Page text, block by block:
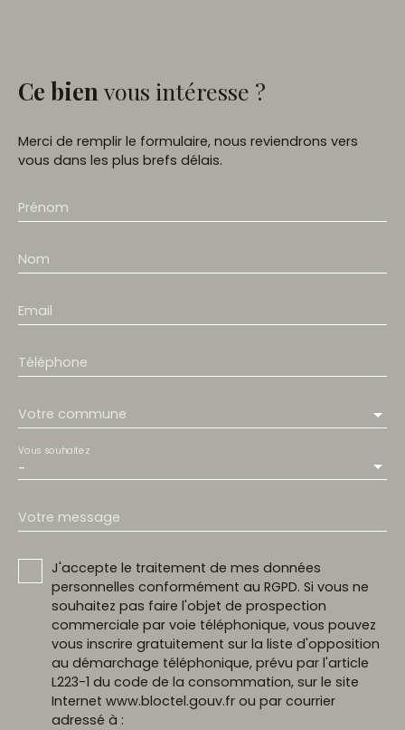
Ce bien vous intéresse ?
Merci de remplir le formulaire, nous reviendrons vers
vous dans les plus brefs délais.
Prénom
Nom
Email
Téléphone
Votre commune
-
Vous souhaitez
Votre message
J'accepte le traitement de mes données
personnelles conformément au RGPD. Si vous ne
souhaitez pas faire l'objet de prospection
commerciale par voie téléphonique, vous pouvez
vous inscrire gratuitement sur la liste d'opposition
au démarchage téléphonique, prévu par l'article
L223-1 du code de la consommation, sur le site
Internet www.bloctel.gouv.fr ou par courrier
adressé à :